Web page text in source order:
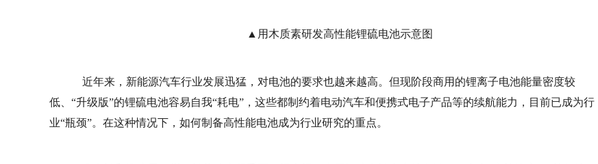
▲用木质素研发高性能锂硫电池示意图
近年来，新能源汽车行业发展迅猛，对电池的要求也越来越高。但现阶段商用的锂离子电池能量密度较
低、“升级版”的锂硫电池容易自我“耗电”，这些都制约着电动汽车和便携式电子产品等的续航能力，目前已成为行
业“瓶颈”。在这种情况下，如何制备高性能电池成为行业研究的重点。